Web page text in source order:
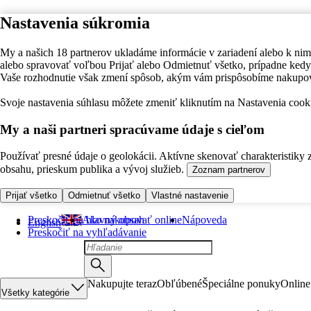
Nastavenia súkromia
My a našich 18 partnerov ukladáme informácie v zariadení alebo k
alebo spravovať voľbou Prijať alebo Odmietnuť všetko, prípadne
Vaše rozhodnutie však zmení spôsob, akým vám prispôsobíme
Svoje nastavenia súhlasu môžete zmeniť kliknutím na Nastavenia
My a naši partneri spracúvame údaje s cieľom
Používať presné údaje o geolokácii. Aktívne skenovať charakteristiky
obsahu, prieskum publika a vývoj služieb.
Zoznam partnerov
Prijať všetko Odmietnuť všetko Vlastné nastavenie
Preskočiť na hlavný obsah
Preskočiť na vyhľadávanie
English Ako nakupovať onlineNápoveda
Všetky kategórie
Nakupujte terazObľúbenéŠpeciálne ponuky